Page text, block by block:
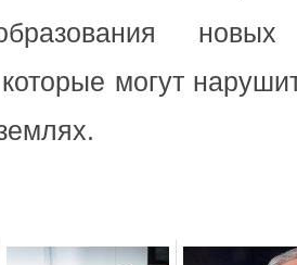
новых
могут